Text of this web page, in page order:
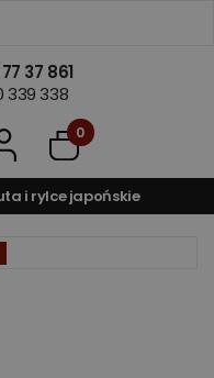
37 861
339 338
0
i rylce japońskie